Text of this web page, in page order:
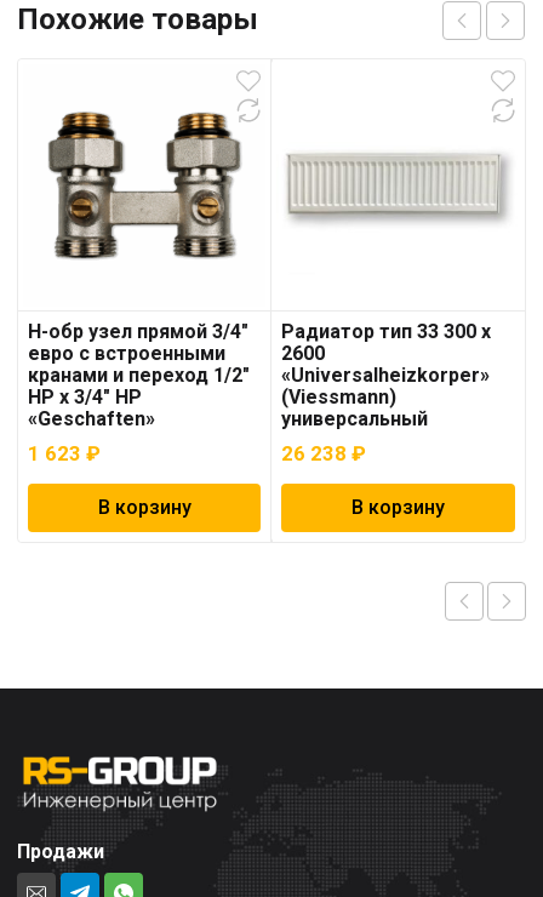
Похожие товары
Н-обр узел прямой 3/4″
евро с встроенными
кранами и переход 1/2″
НР х 3/4″ НР
«Geschaften»
1 623 ₽
В корзину
Радиатор тип 33 300 x
2600
«Universalheizkorper»
(Viessmann)
универсальный
26 238₽
В корзину
Продажи